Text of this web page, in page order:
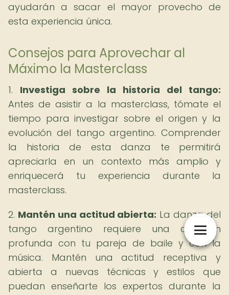
ayudarán a sacar el mayor provecho de
esta experiencia única.
Consejos para Aprovechar al
Máximo la Masterclass
1. Investiga sobre la historia del tango:
Antes de asistir a la masterclass, tómate el
tiempo para investigar sobre el origen y la
evolución del tango argentino. Comprender
la historia de esta danza te permitirá
apreciarla en un contexto más amplio y
enriquecerá tu experiencia durante la
masterclass.
2. Mantén una actitud abierta: La danza del
tango argentino requiere una conexión
profunda con tu pareja de baile y con la
música. Mantén una actitud receptiva y
abierta a nuevas técnicas y estilos que
puedan enseñarte los expertos durante la